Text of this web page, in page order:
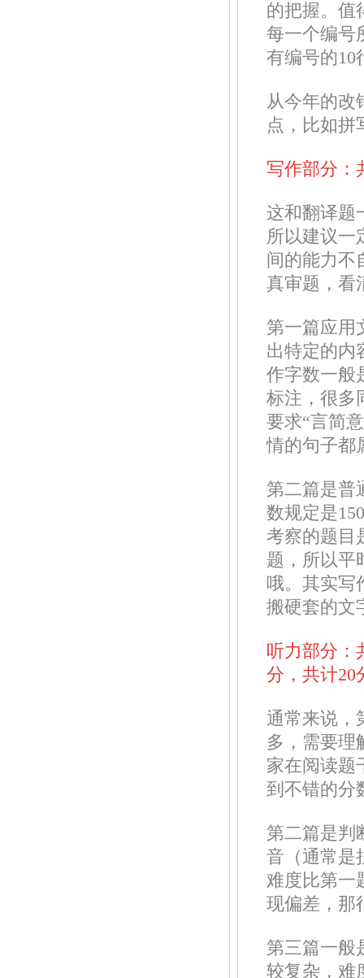
的把握。值
每一个编号
有编号的10
从今年的改
点，比如拼
写作部分：
这和翻译题
所以建议一
间的能力不
真审题，看
第一篇应用
出特定的内
作字数一般
标注，很多
要求“言简
情的句子都
第二篇是普
数规定是
考察的题目
题，所以平
哦。其实写
搬硬套的文
听力部分：
分，共计20
通常来说，
多，需要理
家在阅读题
到不错的分
第二篇是判
音（通常是
难度比第一
现偏差，那
第三篇一般
较复杂，难